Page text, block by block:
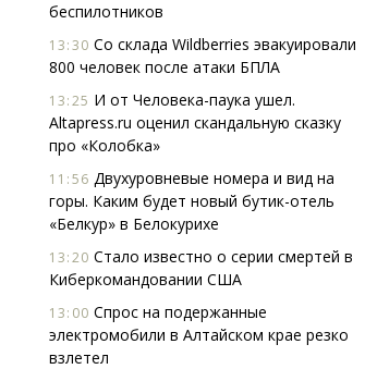
беспилотников
13:30 Со склада Wildberries эвакуировали
800 человек после атаки БПЛА
13:25 И от Человека-паука ушел.
Altapress.ru оценил скандальную сказку
про «Колобка»
11:56 Двухуровневые номера и вид на
горы. Каким будет новый бутик-отель
«Белкур» в Белокурихе
13:20 Стало известно о серии смертей в
Киберкомандовании США
13:00 Спрос на подержанные
электромобили в Алтайском крае резко
взлетел